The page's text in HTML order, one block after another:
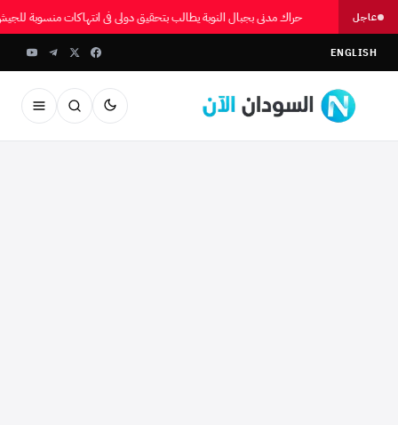
عاجل حراك مدني بجبال النوبة يطالب بتحقيق دولي في انتهاكات منسوبة
ENGLISH